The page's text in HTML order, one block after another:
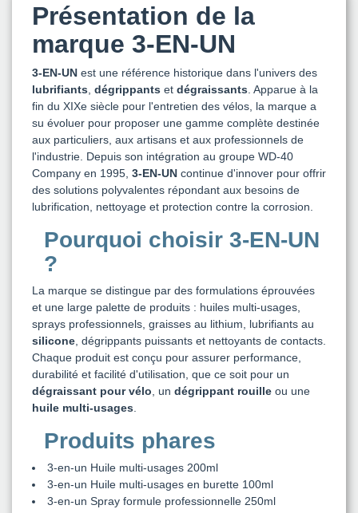
Présentation de la
marque 3-EN-UN
3-EN-UN est une référence historique dans l'univers des
lubrifiants dégrippants et dégraissants . Apparue à la
fin du XIXe siècle pour l'entretien des vélos, la marque a
su évoluer pour proposer une gamme complète destinée
aux particuliers, aux artisans et aux professionnels de
l'industrie. Depuis son intégration au groupe WD-40
Company en 1995, 3-EN-UN continue d'innover pour offrir
des solutions polyvalentes répondant aux besoins de
lubrification, nettoyage et protection contre la corrosion.
Pourquoi choisir 3-EN-UN
?
La marque se distingue par des formulations éprouvées
et une large palette de produits : huiles multi-usages,
sprays professionnels, graisses au lithium, lubrifiants au
silicone , dégrippants puissants et nettoyants de contacts.
Chaque produit est conçu pour assurer performance,
durabilité et facilité d'utilisation, que ce soit pour un
dégraissant pour vélo , un dégrippant rouille ou une
huile multi-usages
Produits phares
3-en-un Huile multi-usages 200ml
3-en-un Huile multi-usages en burette 100ml
3-en-un Spray formule professionnelle 250ml